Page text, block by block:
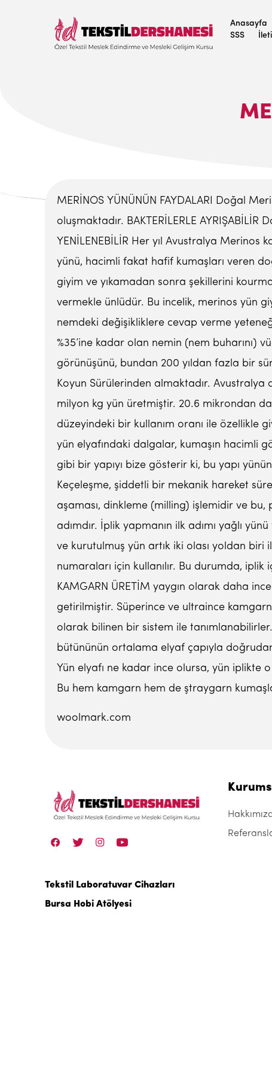
Anasayfa
SSS
MERİNOS YÜNÜNÜN FAYDALARI Doğal
oluşmaktadır. BAKTERİLERLE
YENİLENEBİLİR Her yıl Avustralya Merinos
yünü, hacimli fakat hafif kumaşları veren
giyim ve yıkamadan sonra şekillerini
vermekle ünlüdür. Bu incelik, merinos yün
nemdeki değişikliklere cevap verme
%35’ine kadar olan nemin (nem buharını)
görünüşünü, bundan 200 yıldan fazla bir
Koyun Sürülerinden almaktadır. Avustralya
milyon kg yün üretmiştir. 20.6 mikrondan
düzeyindeki bir kullanım oranı ile özellikle
yün elyafındaki dalgalar, kumaşın hacimli
gibi bir yapıyı bize gösterir ki, bu yapı
Keçeleşme, şiddetli bir mekanik hareket
aşaması, dinkleme (milling) işlemidir ve
adımdır. İplik yapmanın ilk adımı yağlı
ve kurutulmuş yün artık iki olası yoldan biri
numaraları için kullanılır. Bu durumda,
KAMGARN ÜRETİM yaygın olarak daha
getirilmiştir. Süperince ve ultraince
olarak bilinen bir sistem ile
bütününün ortalama elyaf çapıyla doğrudan
Yün elyafı ne kadar ince olursa, yün iplikte
Bu hem kamgarn hem de ştraygarn
woolmark.com
Tekstil Laboratuvar Cihazları
Bursa Hobi Atölyesi